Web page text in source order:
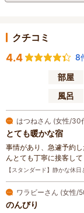
クチコミ
4.4
8
部屋
風呂
はつねさん (女性/30
とても暖かな宿
事情があり、急遽予約
んとても丁寧に接客し
【スタンダード】静かな休
ワラビーさん (女性/
のんびり